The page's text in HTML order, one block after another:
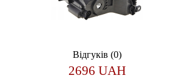
Відгуків (0)
2696 UAH